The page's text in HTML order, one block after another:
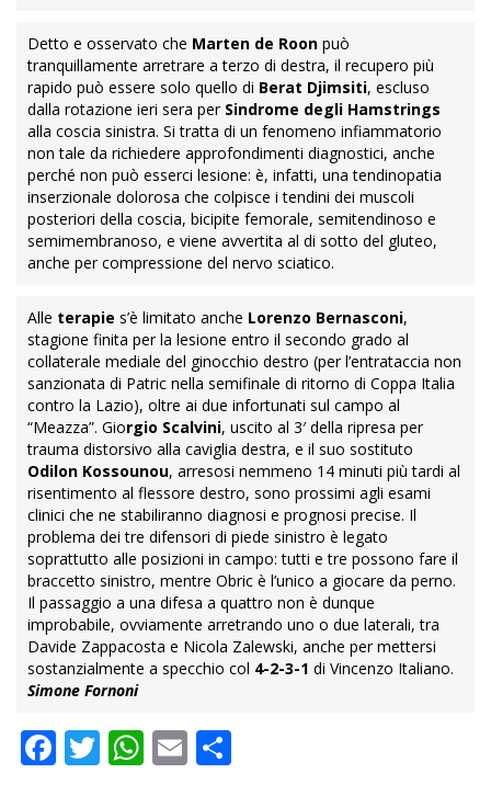
Detto e osservato che Marten de Roon può
tranquillamente arretrare a terzo di destra, il recupero più
rapido può essere solo quello di Berat Djimsiti, escluso
dalla rotazione ieri sera per Sindrome degli Hamstrings
alla coscia sinistra. Si tratta di un fenomeno infiammatorio
non tale da richiedere approfondimenti diagnostici, anche
perché non può esserci lesione: è, infatti, una tendinopatia
inserzionale dolorosa che colpisce i tendini dei muscoli
posteriori della coscia, bicipite femorale, semitendinoso e
semimembranoso, e viene avvertita al di sotto del gluteo,
anche per compressione del nervo sciatico.
Alle terapie s’è limitato anche Lorenzo Bernasconi,
stagione finita per la lesione entro il secondo grado al
collaterale mediale del ginocchio destro (per l’entrataccia non
sanzionata di Patric nella semifinale di ritorno di Coppa Italia
contro la Lazio), oltre ai due infortunati sul campo al
“Meazza”. Giorgio Scalvini, uscito al 3′ della ripresa per
trauma distorsivo alla caviglia destra, e il suo sostituto
Odilon Kossounou, arresosi nemmeno 14 minuti più tardi al
risentimento al flessore destro, sono prossimi agli esami
clinici che ne stabiliranno diagnosi e prognosi precise. Il
problema dei tre difensori di piede sinistro è legato
soprattutto alle posizioni in campo: tutti e tre possono fare il
braccetto sinistro, mentre Obric è l’unico a giocare da perno.
Il passaggio a una difesa a quattro non è dunque
improbabile, ovviamente arretrando uno o due laterali, tra
Davide Zappacosta e Nicola Zalewski, anche per mettersi
sostanzialmente a specchio col 4-2-3-1 di Vincenzo Italiano.
Simone Fornoni
Facebook
Twitter
WhatsApp
Email